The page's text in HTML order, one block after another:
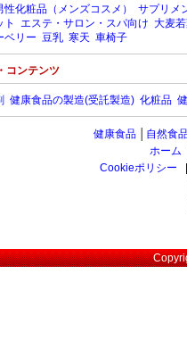
性化粧品（メンズコスメ） サプリメ
ト エステ・サロン・スパ向け 大麦
ベリー 豆乳 寒天 車椅子
コンテンツ
健康食品の製造(受託製造) 化粧品
健康食品 自然食
ホーム
Cookieポリシー